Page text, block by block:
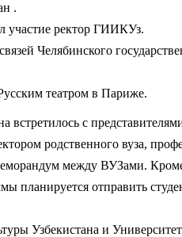
.
участие ректор ГИИКУз.
Челябинского
театром в Париже.
встретилось с
родственного вуза,
между ВУЗами.
планируется отправить
Узбекистана и